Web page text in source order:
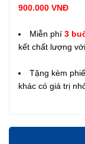
900.000 VNĐ
Miễn phí 3
kết chất lượng
Tặng kèm
khác có giá trị